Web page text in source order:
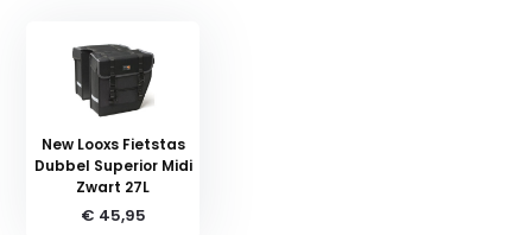
New Looxs Fietstas
Dubbel Superior Midi
Zwart 27L
€ 45,95